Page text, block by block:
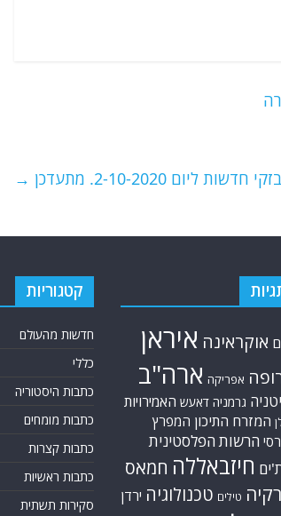
חדשות ליום 2-10-2020. מתעדכן →
אוקראינה איראן
אפריקה ארה"ב
גרמניה דאעש האמירויות
המזרח התיכון המפרץ
הרשות הפלסטינית
חיזבאללה חמאס
טילים טכנולוגיה ירדן
קטגוריות
חדשות מהעולם
כללי
כתבות היסטוריה
כתבות מומחים
כתבות קצרות
כתבות ראשיות
סקירות תשתית